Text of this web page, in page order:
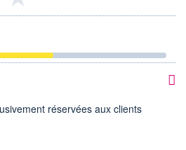
réservées aux clients